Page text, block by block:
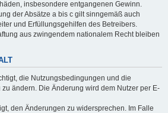
insbesondere entgangenen Gewinn.
der Absätze a bis c gilt sinngemäß auch
und Erfüllungsgehilfen des Betreibers.
aus zwingendem nationalem Recht bleiben
die Nutzungsbedingungen und die
zu ändern. Die Änderung wird dem Nutzer per E-
den Änderungen zu widersprechen. Im Falle